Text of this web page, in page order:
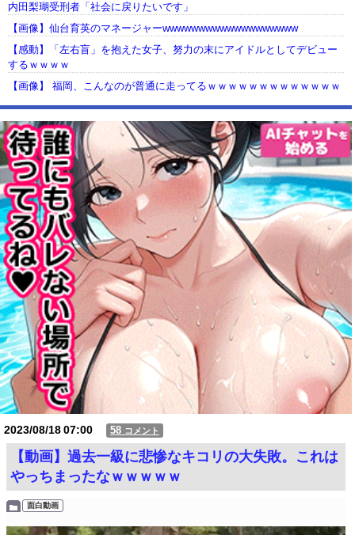
内田梨瑚受刑者「社会に戻りたいです」
【画像】仙台育英のマネージャーwwwwwwwwwwwwwwwwwww
【感動】「左右盲」を抱えた女子、努力の末にアイドルとしてデビュー
するｗｗｗｗ
【画像】 福岡、こんなのが普通に走ってるｗｗｗｗｗｗｗｗｗｗｗｗｗ
【動画】USJの禁止エリアに子どもたちが続々乱入 → スタッフが注意し
ても止まらない事態に
Powered by livedoor 相互RSS
2023/08/1807:00 58 コメント
【動画】過去一級に悲惨なキコリの大失敗。これは
やっちまったなｗｗｗｗｗ
面白動画